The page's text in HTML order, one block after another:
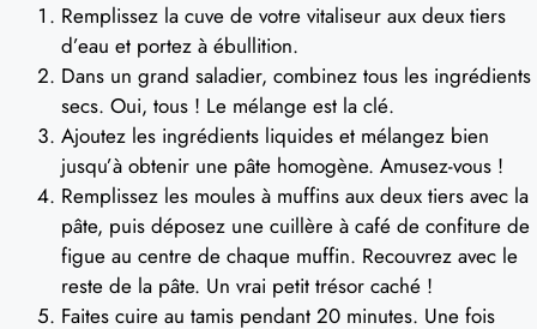
Remplissez la cuve de votre vitaliseur aux deux tiers
d’eau et portez à ébullition.
Dans un grand saladier, combinez tous les ingrédients
secs. Oui, tous ! Le mélange est la clé.
Ajoutez les ingrédients liquides et mélangez bien
jusqu’à obtenir une pâte homogène. Amusez-vous !
Remplissez les moules à muffins aux deux tiers avec la
pâte, puis déposez une cuillère à café de confiture de
figue au centre de chaque muffin. Recouvrez avec le
reste de la pâte. Un vrai petit trésor caché !
Faites cuire au tamis pendant 20 minutes. Une fois